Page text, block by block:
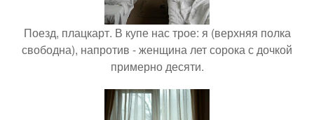
Поезд, плацкарт. В купе нас трое: я (верхняя полка
свободна), напротив - женщина лет сорока с дочкой
примерно десяти.